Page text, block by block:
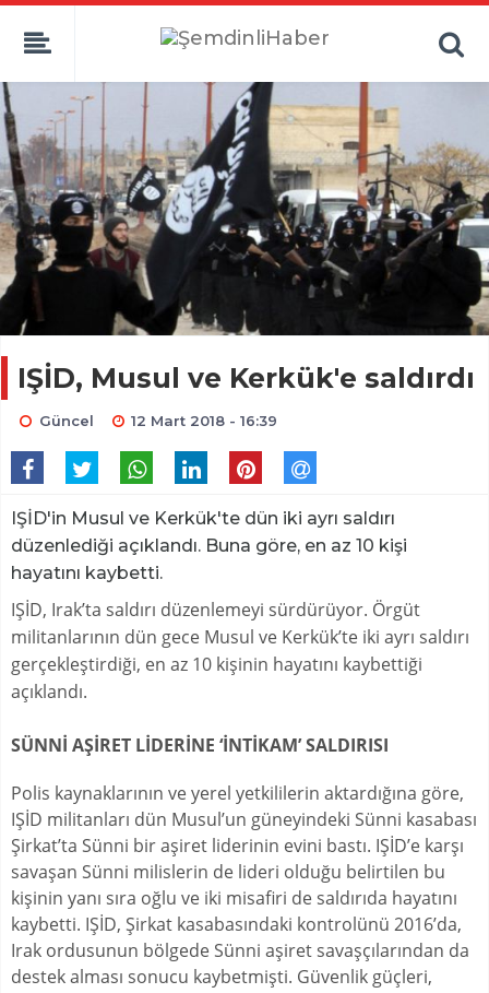
IŞİD, Musul ve Kerkük'e saldırdı
Güncel 12 Mart 2018 - 16:39
IŞİD'in Musul ve Kerkük'te dün iki ayrı saldırı
düzenlediği açıklandı. Buna göre, en az 10 kişi
hayatını kaybetti.
IŞİD, Irak’ta saldırı düzenlemeyi sürdürüyor. Örgüt
militanlarının dün gece Musul ve Kerkük’te iki ayrı saldırı
gerçekleştirdiği, en az 10 kişinin hayatını kaybettiği
açıklandı.
SÜNNİ AŞİRET LİDERİNE ‘İNTİKAM’ SALDIRISI
Polis kaynaklarının ve yerel yetkililerin aktardığına göre,
IŞİD militanları dün Musul’un güneyindeki Sünni kasabası
Şirkat’ta Sünni bir aşiret liderinin evini bastı. IŞİD’e karşı
savaşan Sünni milislerin de lideri olduğu belirtilen bu
kişinin yanı sıra oğlu ve iki misafiri de saldırıda hayatını
kaybetti. IŞİD, Şirkat kasabasındaki kontrolünü 2016’da,
Irak ordusunun bölgede Sünni aşiret savaşçılarından da
destek alması sonucu kaybetmişti. Güvenlik güçleri,